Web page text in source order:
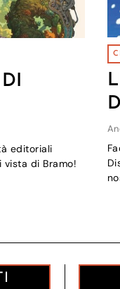
editoriali
di Bramo!